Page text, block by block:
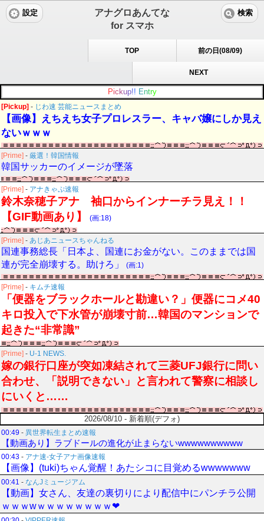
アナグロあんてな
for スマホ
設定 検索
TOP 前の日(08/09)
NEXT
Pic kup!! Entry
[Pickup] - じわ速 芸能ニュースまとめ
【画像】えちえち女子プロレスラー、キャバ嬢にしか見え
ないｗｗｗ
[Prime] - 厳選！韓国情報
韓国サッカーのイメージが墜落
[Prime] - アナきゃぷ速報
鈴木奈穂子アナ 袖口からインナーチラ見え！！
【GIF動画あり】
(画:18)
[Prime] - あじあニュースちゃんねる
国連事務総長「日本よ、国連にお金がない。このままでは国
連が完全崩壊する。助けろ」
(画:1)
[Prime] - キムチ速報
「便器をブラックホールと勘違い？」便器にコメ40
キロ投入で下水管が崩壊寸前…韓国のマンションで
起きた“非常識”
[Prime] - U-1 NEWS.
嫁の銀行口座が突如凍結されて三菱UFJ銀行に問い
合わせ、「説明できない」と言われて警察に相談し
にいくと……
2026/08/10 - 新着順(デフォ)
00:49 - 異世界転生まとめ速報
【動画あり】ラブドールの進化が止まらないwwwwwwwwww
00:43 - アナ速‐女子アナ画像速報
【画像】(tuki)ちゃん覚醒！あたシコに目覚めるwwwwwww
00:41 - なんJミュージアム
【動画】女さん、友達の裏切りにより配信中にパンチラ公開
ｗｗｗwｗｗｗｗｗｗｗｗ❤